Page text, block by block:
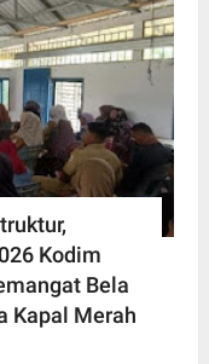
Kodim
Bela
Kapal Merah